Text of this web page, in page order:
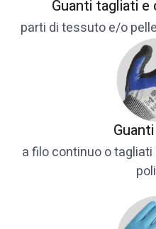
Guanti tagliati
parti di tessuto e/o
a filo continuo o